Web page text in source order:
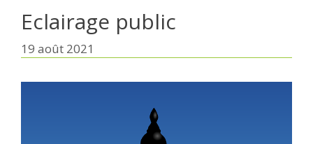
Eclairage public
19 août 2021